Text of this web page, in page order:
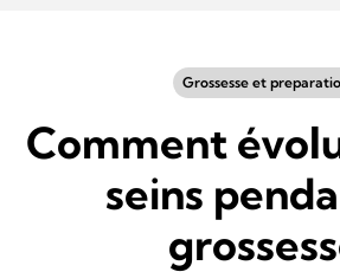
Grossesse et
Comment
seins